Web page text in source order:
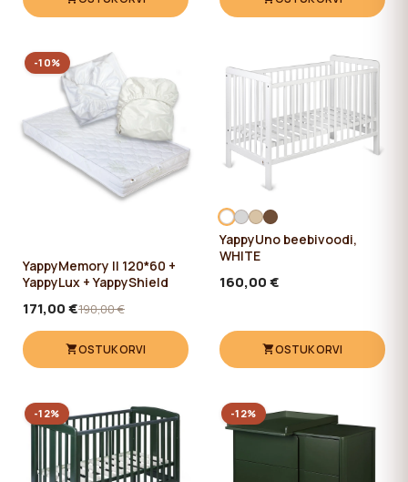
YappyMemory II 120*60 +
YappyLux + YappyShield
171,00 €190,00 €
OSTUKORVI
-10%
YappyUno beebivoodi,
WHITE
160,00 €
OSTUKORVI
-12% -12%